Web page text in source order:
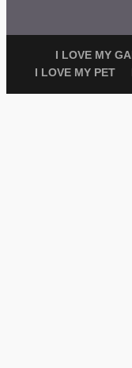
I LOVE MY
I LOVE MY PET